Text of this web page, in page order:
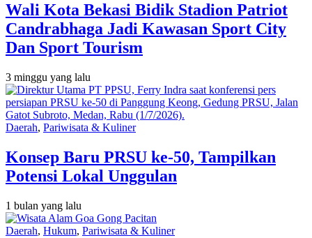
Wali Kota Bekasi Bidik Stadion Patriot
Candrabhaga Jadi Kawasan Sport City
Dan Sport Tourism
3 minggu yang lalu
Daerah, Pariwisata & Kuliner
Konsep Baru PRSU ke-50, Tampilkan
Potensi Lokal Unggulan
1 bulan yang lalu
Daerah, Hukum, Pariwisata & Kuliner